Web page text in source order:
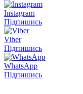
Instagram
Підпишись
Viber
Підпишись
WhatsApp
Підпишись